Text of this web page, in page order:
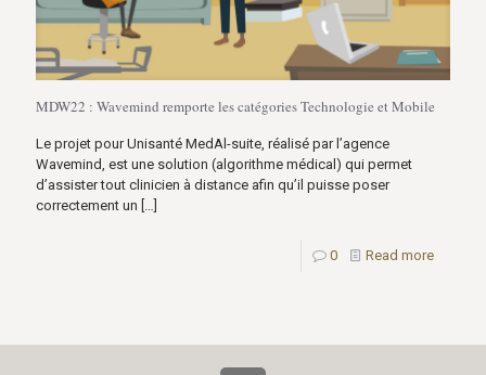
MDW22 : Wavemind remporte les catégories Technologie et Mobile
Le projet pour Unisanté MedAl-suite, réalisé par l’agence
Wavemind, est une solution (algorithme médical) qui permet
d’assister tout clinicien à distance afin qu’il puisse poser
correctement un […]
0 Read more